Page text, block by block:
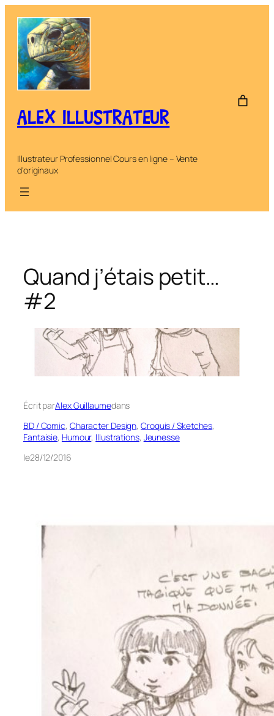
contenu
ALEX ILLUSTRATEUR
Illustrateur Professionnel Cours en ligne – Vente
d'originaux
Quand j’étais petit…
#2
Écrit parAlex Guillaumedans
BD / Comic, Character Design, Croquis / Sketches
Fantaisie, Humour, Illustrations, Jeunesse
le28/12/2016